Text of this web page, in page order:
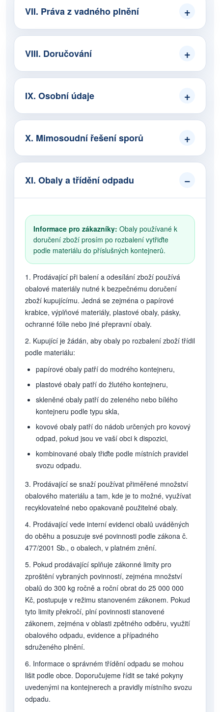
VII. Práva z vadného plnění
VIII. Doručování
IX. Osobní údaje
X. Mimosoudní řešení sporů
XI. Obaly a třídění odpadu
Informace pro zákazníky: Obaly používané k
doručení zboží prosím po rozbalení vytřiďte
podle materiálu do příslušných kontejnerů.
1. Prodávající při balení a odesílání zboží používá
obalové materiály nutné k bezpečnému doručení
zboží kupujícímu. Jedná se zejména o papírové
krabice, výplňové materiály, plastové obaly, pásky,
ochranné fólie nebo jiné přepravní obaly.
2. Kupující je žádán, aby obaly po rozbalení zboží třídil
podle materiálu:
papírové obaly patří do modrého kontejneru,
plastové obaly patří do žlutého kontejneru,
skleněné obaly patří do zeleného nebo bílého
kontejneru podle typu skla,
kovové obaly patří do nádob určených pro kovový
odpad, pokud jsou ve vaší obci k dispozici,
kombinované obaly třiďte podle místních pravidel
svozu odpadu.
3. Prodávající se snaží používat přiměřené množství
obalového materiálu a tam, kde je to možné, využívat
recyklovatelné nebo opakovaně použitelné obaly.
4. Prodávající vede interní evidenci obalů uváděných
do oběhu a posuzuje své povinnosti podle zákona č.
477/2001 Sb., o obalech, v platném znění.
5. Pokud prodávající splňuje zákonné limity pro
zproštění vybraných povinností, zejména množství
obalů do 300 kg ročně a roční obrat do 25 000 000
Kč, postupuje v režimu stanoveném zákonem. Pokud
tyto limity překročí, plní povinnosti stanovené
zákonem, zejména v oblasti zpětného odběru, využití
obalového odpadu, evidence a případného
sdruženého plnění.
6. Informace o správném třídění odpadu se mohou
lišit podle obce. Doporučujeme řídit se také pokyny
uvedenými na kontejnerech a pravidly místního svozu
odpadu.